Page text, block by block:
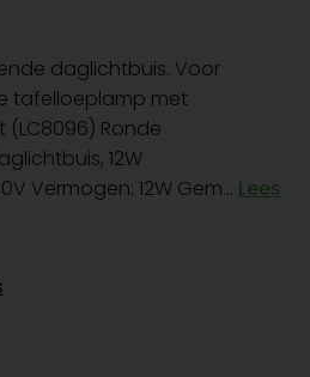
daglichtbuis. Voor
tafelloeplamp met
Ronde
12W
Vermogen: 12W Gem... Lees